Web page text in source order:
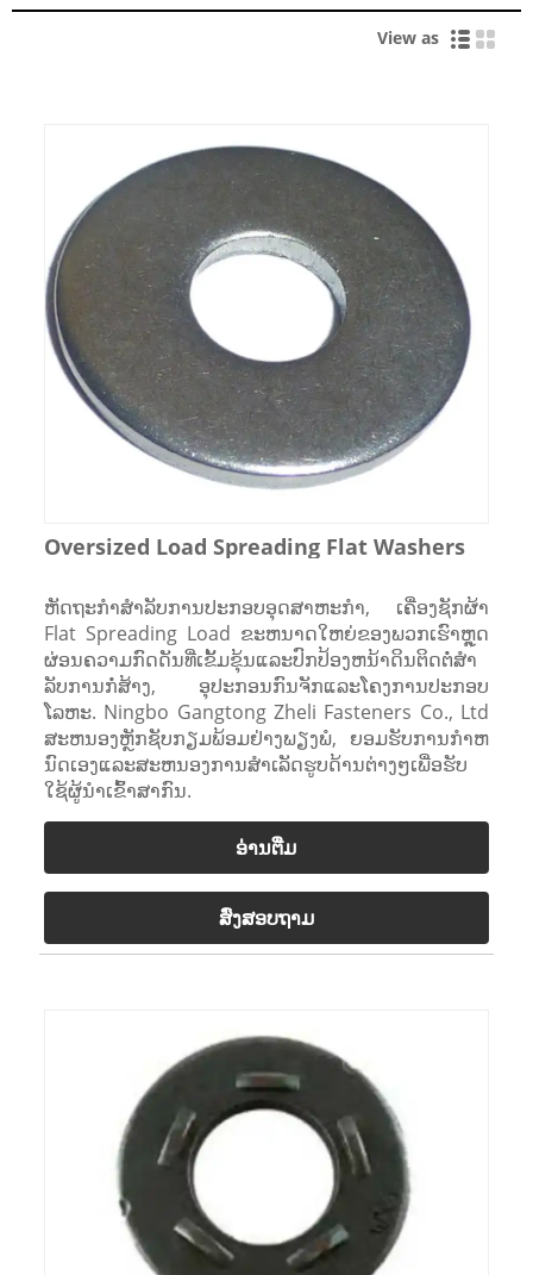
View as
Oversized Load Spreading Flat Washers
ຫັດຖະກໍາສໍາລັບການປະກອບອຸດສາຫະກໍາ, ເຄື່ອງຊັກຜ້າ
Flat Spreading Load ຂະຫນາດໃຫຍ່ຂອງພວກເຮົາຫຼຸດ
ຜ່ອນຄວາມກົດດັນທີ່ເຂັ້ມຂຸ້ນແລະປົກປ້ອງຫນ້າດິນຕິດຕໍ່ສໍາ
ລັບການກໍ່ສ້າງ, ອຸປະກອນກົນຈັກແລະໂຄງການປະກອບ
ໂລຫະ. Ningbo Gangtong Zheli Fasteners Co., Ltd
ສະຫນອງຫຼັກຊັບກຽມພ້ອມຢ່າງພຽງພໍ, ຍອມຮັບການກໍາຫ
ນົດເອງແລະສະຫນອງການສໍາເລັດຮູບດ້ານຕ່າງໆເພື່ອຮັບ
ໃຊ້ຜູ້ນໍາເຂົ້າສາກົນ.
ອ່ານ​ຕື່ມ
ສົ່ງສອບຖາມ